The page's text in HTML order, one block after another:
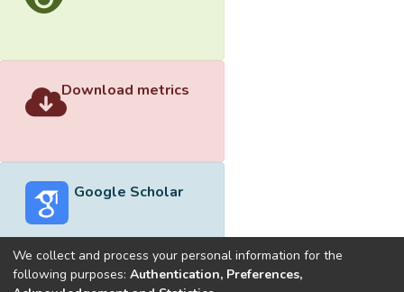
Download metrics
Google Scholar
We collect and process your personal information for the
following purposes: Authentication, Preferences,